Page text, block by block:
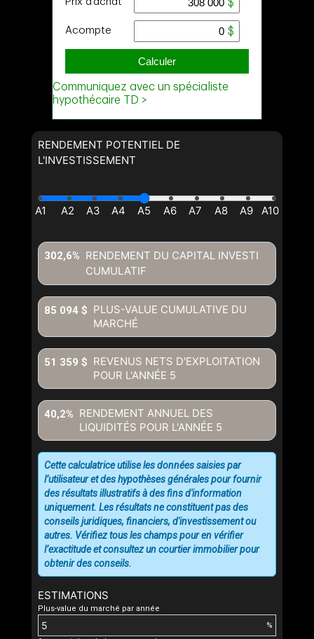
RENDEMENT POTENTIEL DE
L'INVESTISSEMENT
RENDEMENT DU CAPITAL INVESTI
CUMULATIF
302,6%
PLUS-VALUE CUMULATIVE DU
MARCHÉ
85 094 $
REVENUS NETS D'EXPLOITATION
POUR L'ANNÉE 5
51 359 $
RENDEMENT ANNUEL DES
LIQUIDITÉS POUR L'ANNÉE 5
40,2%
ESTIMATIONS
Plus-value du marché par année
%
Cette calculatrice utilise les données saisies par
l’utilisateur et des hypothèses générales pour fournir
des résultats illustratifs à des fins d'information
uniquement. Les résultats ne constituent pas des
conseils juridiques, financiers, d'investissement ou
autres. Vérifiez tous les champs pour en vérifier
l’exactitude et consultez un courtier immobilier pour
obtenir des conseils.